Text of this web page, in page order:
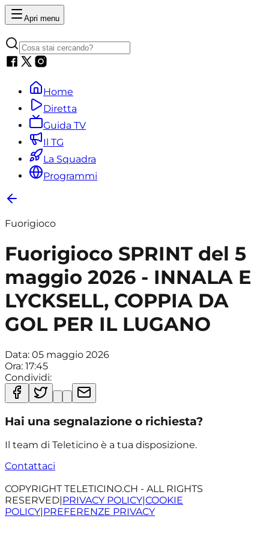
Apri menu
Home
Diretta
Guida TV
Il TG
La Squadra
Programmi
Fuorigioco
Fuorigioco SPRINT del 5
maggio 2026 - INNALA E
LYCKSELL, COPPIA DA
GOL PER IL LUGANO
Data: 05 maggio 2026
Ora: 17:45
Condividi:
Hai una segnalazione o richiesta?
Il team di Teleticino è a tua disposizione.
Contattaci
COPYRIGHT TELETICINO.CH - ALL RIGHTS
RESERVED|PRIVACY POLICY|COOKIE
POLICY|PREFERENZE PRIVACY